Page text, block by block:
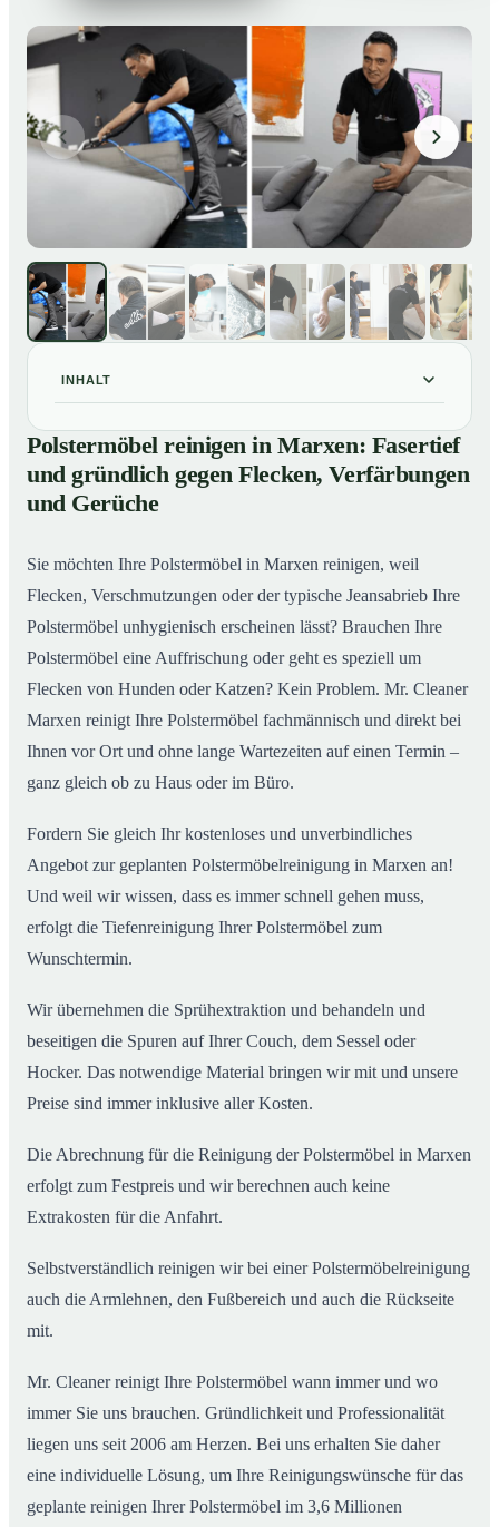
INHALT
Polstermöbel reinigen in Marxen: Fasertief und
gründlich gegen Flecken, Verfärbungen und Gerüche
02So reinigen unsere Profis Polstermöbel in Marxen
Polstermöbel reinigen in Marxen: Fasertief
und gründlich gegen Flecken, Verfärbungen
und Gerüche
Sie möchten Ihre Polstermöbel in Marxen reinigen, weil
Flecken, Verschmutzungen oder der typische Jeansabrieb Ihre
Polstermöbel unhygienisch erscheinen lässt? Brauchen Ihre
Polstermöbel eine Auffrischung oder geht es speziell um
Flecken von Hunden oder Katzen? Kein Problem. Mr. Cleaner
Marxen reinigt Ihre Polstermöbel fachmännisch und direkt bei
Ihnen vor Ort und ohne lange Wartezeiten auf einen Termin –
ganz gleich ob zu Haus oder im Büro.
Fordern Sie gleich Ihr kostenloses und unverbindliches
Angebot zur geplanten Polstermöbelreinigung in Marxen an!
Und weil wir wissen, dass es immer schnell gehen muss,
erfolgt die Tiefenreinigung Ihrer Polstermöbel zum
Wunschtermin.
Wir übernehmen die Sprühextraktion und behandeln und
beseitigen die Spuren auf Ihrer Couch, dem Sessel oder
Hocker. Das notwendige Material bringen wir mit und unsere
Preise sind immer inklusive aller Kosten.
Die Abrechnung für die Reinigung der Polstermöbel in Marxen
erfolgt zum Festpreis und wir berechnen auch keine
Extrakosten für die Anfahrt.
Selbstverständlich reinigen wir bei einer Polstermöbelreinigung
auch die Armlehnen, den Fußbereich und auch die Rückseite
mit.
Mr. Cleaner reinigt Ihre Polstermöbel wann immer und wo
immer Sie uns brauchen. Gründlichkeit und Professionalität
liegen uns seit 2006 am Herzen. Bei uns erhalten Sie daher
eine individuelle Lösung, um Ihre Reinigungswünsche für das
geplante reinigen Ihrer Polstermöbel im 3,6 Millionen